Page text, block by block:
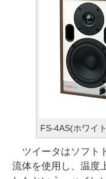
FS-4AS(ホワイ
ツイータはソフト
流体を使用し、温度